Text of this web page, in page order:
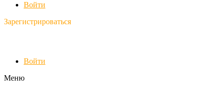
Войти
Зарегистрироваться
Войти
Меню